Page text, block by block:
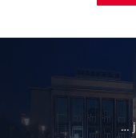
…